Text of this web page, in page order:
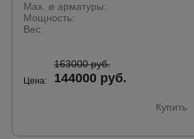
Max. ø арматуры:
Мощность:
Вес:
Цена:
163000 руб.
144000 руб.
Купить